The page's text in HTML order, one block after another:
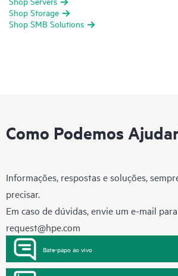
Shop Storage
Shop SMB Solutions
Como Podemos
Informações, respostas e soluções,
precisar.
Em caso de dúvidas, envie um e-mail para
request@hpe.com
Bate-papo ao vivo